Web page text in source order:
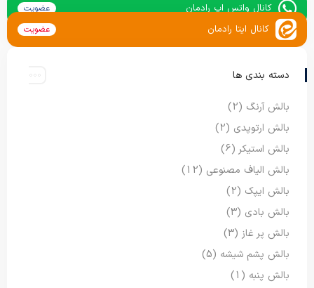
کانال واتس اپ رادمان عضویت
کانال ایتا رادمان عضویت
دسته بندی ها
بالش آرنگ (2)
بالش ارتوپدی (2)
بالش استیکر (6)
بالش الیاف مصنوعی (12)
بالش ایپک (2)
بالش بادی (3)
بالش پر غاز (3)
بالش پشم شیشه (5)
بالش پنبه (1)